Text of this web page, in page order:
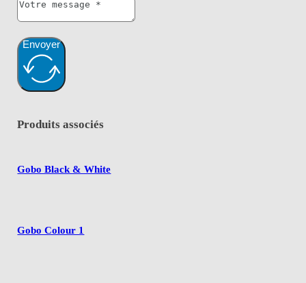
Envoyer
Produits associés
Gobo Black & White
Gobo Colour 1